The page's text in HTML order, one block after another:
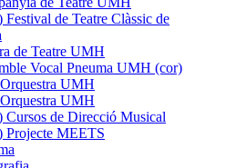
Festival de Teatre Clàssic de
de Teatre UMH
Vocal Pneuma UMH (cor)
UMH
UMH
Cursos de Direcció Musical
Projecte MEETS